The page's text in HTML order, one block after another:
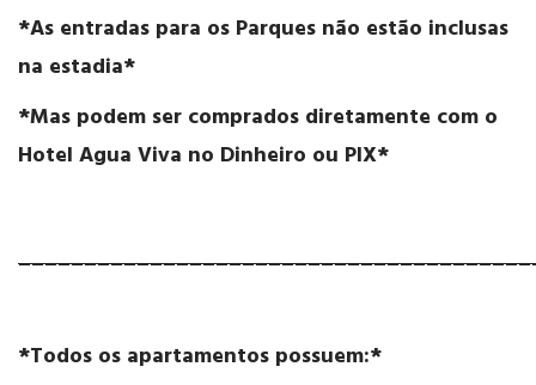
*As entradas para os Parques não estão inclusas
na estadia*
*Mas podem ser comprados diretamente com o
Hotel Agua Viva no Dinheiro ou PIX*
*Todos os apartamentos possuem:*